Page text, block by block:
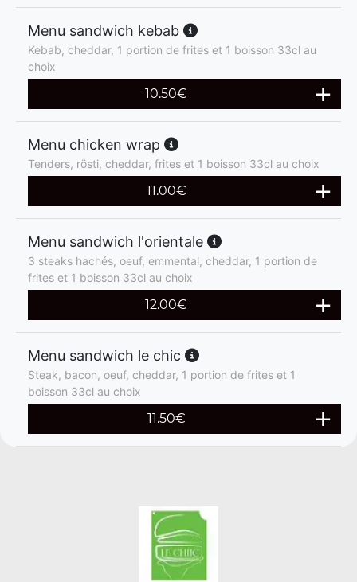
Menu sandwich kebab
Kebab, cheddar, 1 portion de frites et 1 boisson 33cl au
choix
10.50€
Menu chicken wrap
Tenders, rösti, cheddar, frites et 1 boisson 33cl au choix
11.00€
Menu sandwich l'orientale
3 steaks hachés, oeuf, emmental, cheddar, 1 portion de
frites et 1 boisson 33cl au choix
12.00€
Menu sandwich le chic
Steak, bacon, oeuf, cheddar, 1 portion de frites et 1
boisson 33cl au choix
11.50€